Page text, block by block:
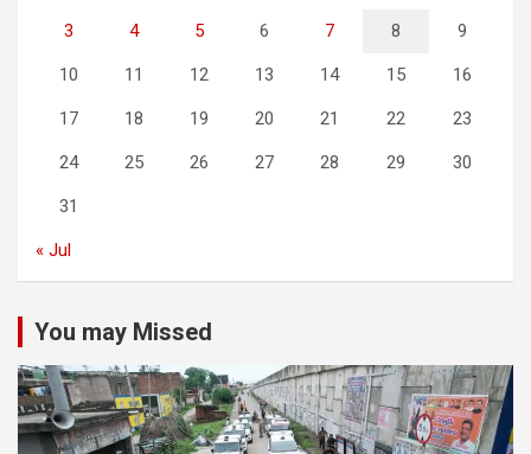
3 4 5 6 7 8 9
10 11 12 13 14 15 16
17 18 19 20 21 22 23
24 25 26 27 28 29 30
31
« Jul
You may Missed